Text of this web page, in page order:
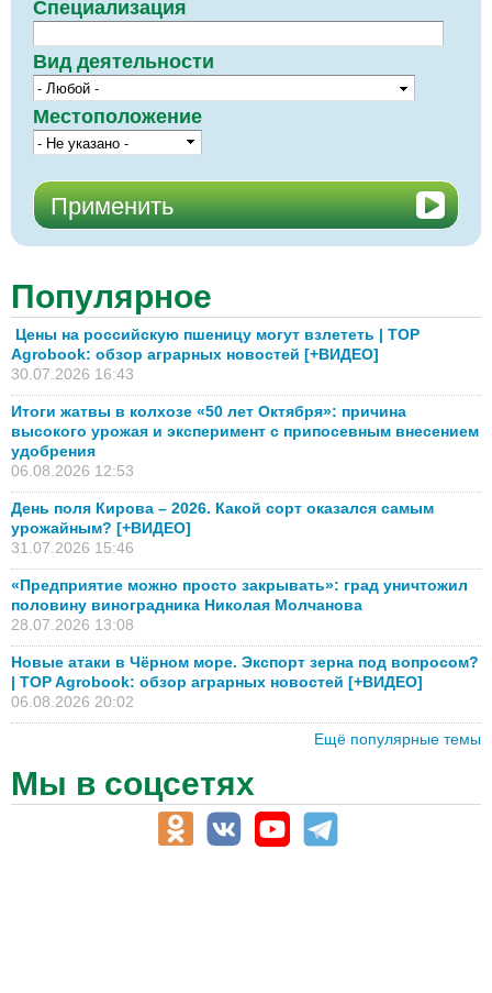
Специализация
Вид деятельности
Местоположение
Популярное
Цены на российскую пшеницу могут взлететь | TOP
Agrobook: обзор аграрных новостей [+ВИДЕО]
30.07.2026 16:43
Итоги жатвы в колхозе «50 лет Октября»: причина
высокого урожая и эксперимент с припосевным внесением
удобрения
06.08.2026 12:53
День поля Кирова – 2026. Какой сорт оказался самым
урожайным? [+ВИДЕО]
31.07.2026 15:46
«Предприятие можно просто закрывать»: град уничтожил
половину виноградника Николая Молчанова
28.07.2026 13:08
Новые атаки в Чёрном море. Экспорт зерна под вопросом?
| TOP Agrobook: обзор аграрных новостей [+ВИДЕО]
06.08.2026 20:02
Ещё популярные темы
Мы в соцсетях